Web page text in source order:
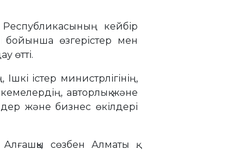
Республикасының кейбір
бойынша өзгерістер мен
өтті.
істер министрлігінің,
авторлық және
және бизнес өкілдері
сөзбен Алматы қ.